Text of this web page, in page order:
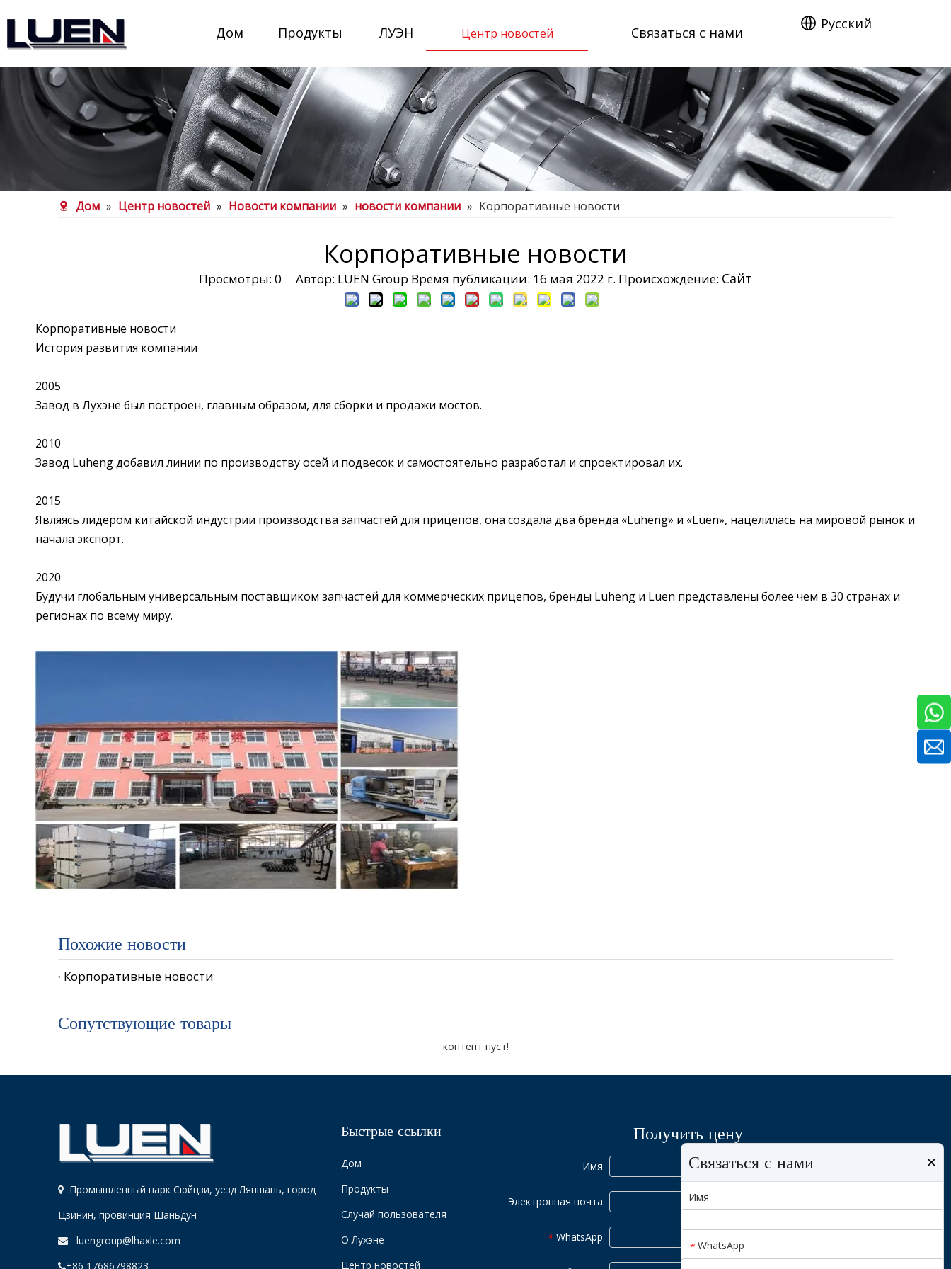
Дом Продукты ЛУЭН Центр новостей Связаться с нами
Pусский
Дом » Центр новостей » Новости компании » новости компании » Корпоративные новости
Корпоративные новости
Просмотры: 0 Автор: LUEN Group Время публикации: 16 мая 2022 г. Происхождение: Сайт
Корпоративные новости
История развития компании
2005
Завод в Лухэне был построен, главным образом, для сборки и продажи мостов.
2010
Завод Luheng добавил линии по производству осей и подвесок и самостоятельно разработал и спроектировал их.
2015
Являясь лидером китайской индустрии производства запчастей для прицепов, она создала два бренда «Luheng» и «Luen», нацелилась на мировой рынок и
начала экспорт.
2020
Будучи глобальным универсальным поставщиком запчастей для коммерческих прицепов, бренды Luheng и Luen представлены более чем в 30 странах и
регионах по всему миру.
Похожие новости
Корпоративные новости
Сопутствующие товары
контент пуст!
 Промышленный парк Сюйцзи, уезд Ляншань, город
Цзинин, провинция Шаньдун
 luengroup@lhaxle.com
+86 17686798823
Связаться с нами ×
Имя
* WhatsApp
Быстрые ссылки
Дом
Продукты
Случай пользователя
О Лухэне
Центр новостей
Получить цену
Имя
Электронная почта
* WhatsApp